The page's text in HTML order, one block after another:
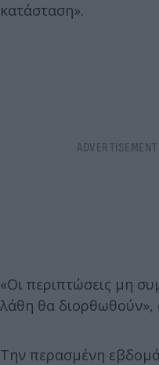
κατάσταση».
«Οι περιπτώσεις μη
λάθη θα
Την περασμένη